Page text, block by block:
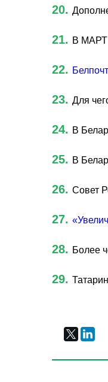
20.
21. В МАРТ
22.
23. Для
24. В
25. В
26. Совет
27.
28. Более
29.